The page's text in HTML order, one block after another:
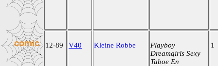
12-89 V40 Kleine Robbe
Playboy
Dreamgirls Sexy
Taboe En
1